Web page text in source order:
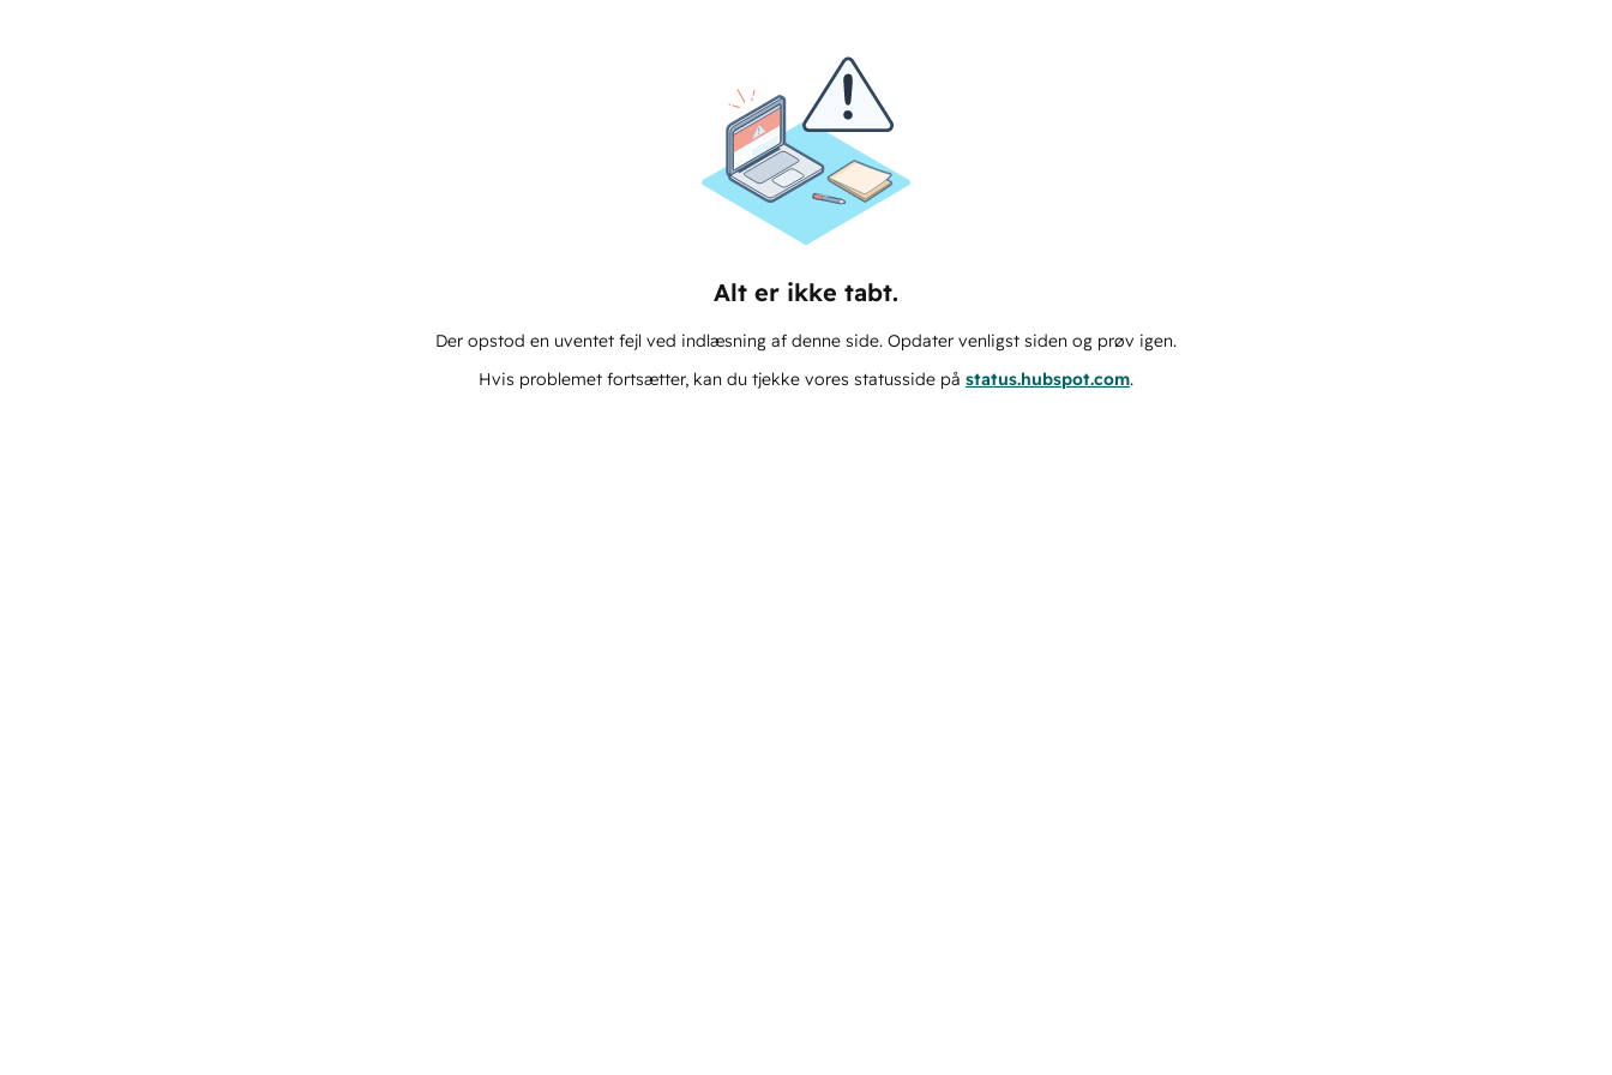
Alt er ikke tabt.
Der opstod en uventet fejl ved indlæsning af denne side. Opdater venligst siden og prøv igen.
Hvis problemet fortsætter, kan du tjekke vores statusside på status.hubspot.com.